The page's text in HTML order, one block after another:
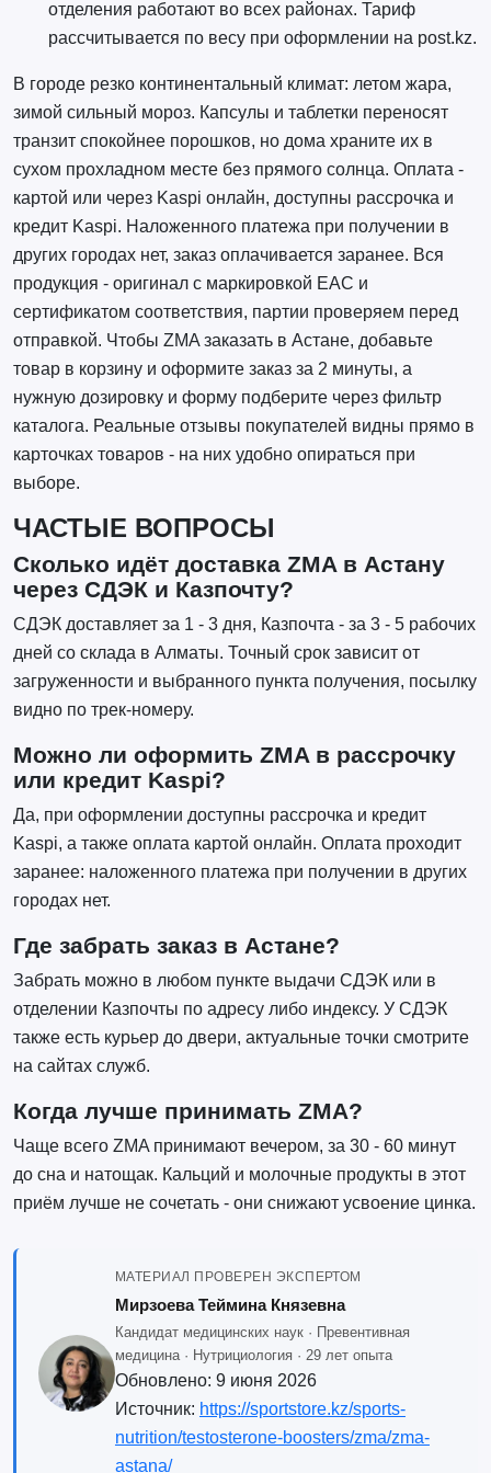
отделения работают во всех районах. Тариф
рассчитывается по весу при оформлении на post.kz.
В городе резко континентальный климат: летом жара,
зимой сильный мороз. Капсулы и таблетки переносят
транзит спокойнее порошков, но дома храните их в
сухом прохладном месте без прямого солнца. Оплата -
картой или через Kaspi онлайн, доступны рассрочка и
кредит Kaspi. Наложенного платежа при получении в
других городах нет, заказ оплачивается заранее. Вся
продукция - оригинал с маркировкой EAC и
сертификатом соответствия, партии проверяем перед
отправкой. Чтобы ZMA заказать в Астане, добавьте
товар в корзину и оформите заказ за 2 минуты, а
нужную дозировку и форму подберите через фильтр
каталога. Реальные отзывы покупателей видны прямо в
карточках товаров - на них удобно опираться при
выборе.
ЧАСТЫЕ ВОПРОСЫ
Сколько идёт доставка ZMA в Астану
через СДЭК и Казпочту?
СДЭК доставляет за 1 - 3 дня, Казпочта - за 3 - 5 рабочих
дней со склада в Алматы. Точный срок зависит от
загруженности и выбранного пункта получения, посылку
видно по трек-номеру.
Можно ли оформить ZMA в рассрочку
или кредит Kaspi?
Да, при оформлении доступны рассрочка и кредит
Kaspi, а также оплата картой онлайн. Оплата проходит
заранее: наложенного платежа при получении в других
городах нет.
Где забрать заказ в Астане?
Забрать можно в любом пункте выдачи СДЭК или в
отделении Казпочты по адресу либо индексу. У СДЭК
также есть курьер до двери, актуальные точки смотрите
на сайтах служб.
Когда лучше принимать ZMA?
Чаще всего ZMA принимают вечером, за 30 - 60 минут
до сна и натощак. Кальций и молочные продукты в этот
приём лучше не сочетать - они снижают усвоение цинка.
МАТЕРИАЛ ПРОВЕРЕН ЭКСПЕРТОМ
Мирзоева Теймина Князевна
Кандидат медицинских наук · Превентивная
медицина · Нутрициология · 29 лет опыта
Обновлено: 9 июня 2026
Источник: https://sportstore.kz/sports-
nutrition/testosterone-boosters/zma/zma-
astana/